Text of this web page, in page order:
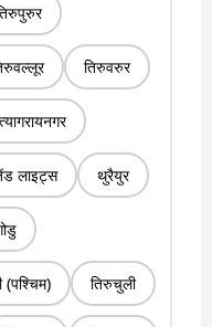
तिरुवरुर
त्यागरायनगर
लाइट्स थुरैयुर
(पश्चिम) तिरुचुली